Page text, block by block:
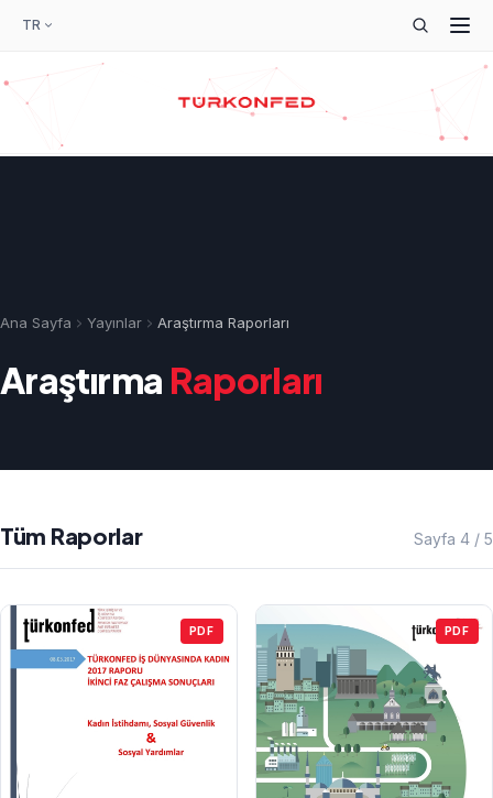
TR
Ana Sayfa Yayınlar Araştırma Raporları
Araştırma Raporları
Tüm Raporlar Sayfa 4 / 5
PDF PDF